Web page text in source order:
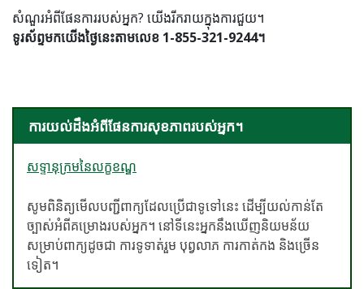
សំណួរអំពីផែនការរបស់អ្នក? យើងរីករាយក្នុងការជួយ។
ទូរស័ព្ទមកយើងថ្ងៃនេះតាមលេខ 1-855-321-9244។
ការយល់ដឹងអំពីផែនការសុខភាពរបស់អ្នក។
សទ្ទានុក្រមនៃលក្ខខណ្ឌ
សូមពិនិត្យមើលបញ្ជីពាក្យដែលប្រើជាទូទៅនេះ ដើម្បីយល់កាន់តែ
ច្បាស់អំពីគម្រោងរបស់អ្នក។ នៅទីនេះអ្នកនឹងឃើញនិយមន័យ
សម្រាប់ពាក្យដូចជា ការទូទាត់រួម បុព្វលាភ ការកាត់កង និងច្រើន
ទៀត។